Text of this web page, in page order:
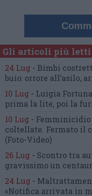
Gli articoli più letti
24 Lug - Bimbi
buio: orrore all’asilo,
10 Lug - Luigia
prima la lite, poi la
10 Lug - Femminicidio
coltellate. Fermato il
(Foto-Video)
26 Lug - Scontro tra
gravissimo un
24 Lug -
«Notifica arrivata in